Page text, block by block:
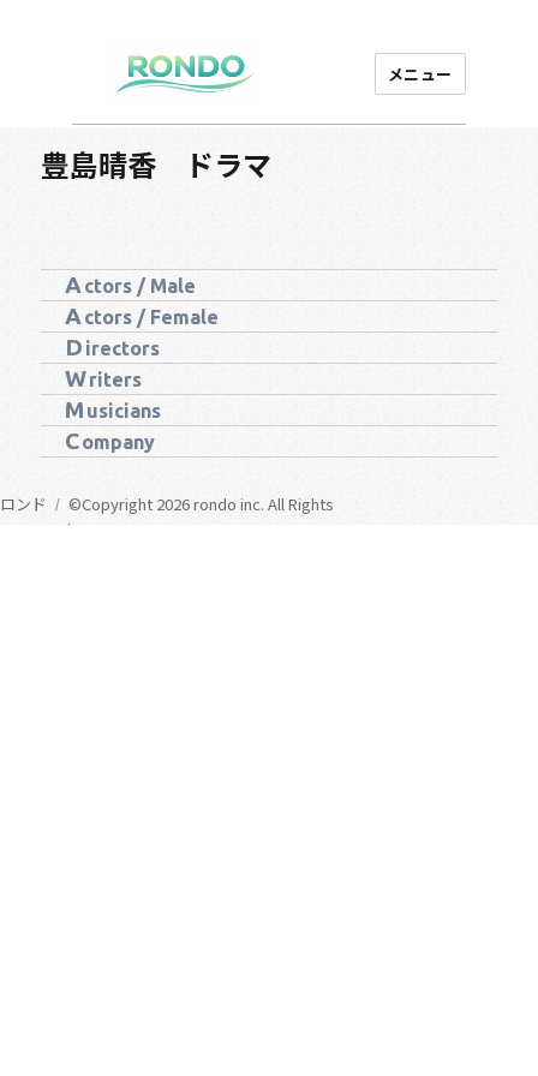
ロンド
芸能プロダクション
メニュー
豊島晴香 ドラマ
A ctors / Male
A ctors / Female
D irectors
Writers
M usicians
Company
ロンド
©Copyright 2026 rondo inc. All Rights
Reserved.